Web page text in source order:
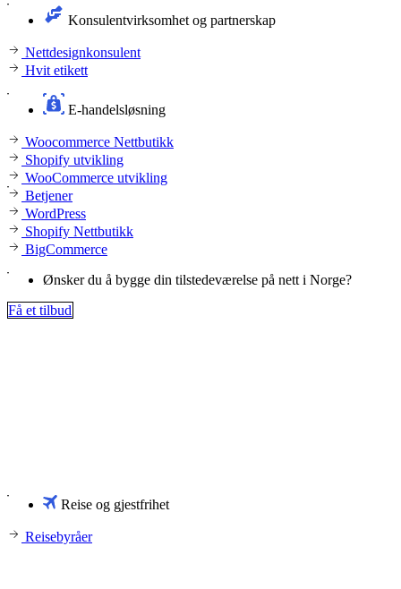
Konsulentvirksomhet og partnerskap
Nettdesignkonsulent
Hvit etikett
E-handelsløsning
Woocommerce Nettbutikk
Shopify utvikling
WooCommerce utvikling
Betjener
WordPress
Shopify Nettbutikk
BigCommerce
Ønsker du å bygge din tilstedeværelse på nett i Norge?
Få et tilbud
Reise og gjestfrihet
Reisebyråer